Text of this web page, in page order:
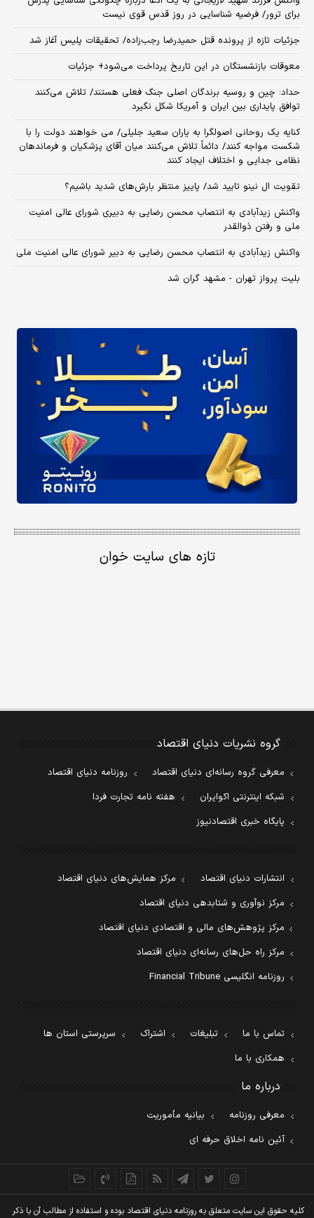
برای ترور/ فرضیه شناسایی در روز قدس قوی نیست
جزئیات تازه از پرونده قتل حمیدرضا رجب‌زاده/ تحقیقات پلیس آغاز شد
معوقات بازنشستگان در این تاریخ پرداخت می‌شود+ جزئیات
حداد: چین و روسیه برندگان اصلی جنگ فعلی هستند/ تلاش می‌کنند
توافق پایداری بین ایران و آمریکا شکل نگیرد
کنایه یک روحانی اصولگرا به یاران سعید جلیلی/ می خواهند دولت را با
شکست مواجه کنند/ دائماً تلاش می‌کنند میان آقای پزشکیان و فرماندهان
نظامی جدایی و اختلاف ایجاد کنند
تقویت ال نینو تایید شد/ پاییز منتظر بارش‌های شدید باشیم؟
واکنش زیدآبادی به انتصاب محسن رضایی به دبیری شورای عالی امنیت
ملی و رفتن ذوالقدر
واکنش زیدآبادی به انتصاب محسن رضایی به دبیر شورای عالی امنیت ملی
بلیت پرواز تهران - مشهد گران شد
تازه های سایت خوان
گروه نشریات دنیای اقتصاد
معرفی گروه رسانه‌ای دنیای اقتصاد
روزنامه دنیای اقتصاد
شبکه اینترنتی اکوایران
هفته نامه تجارت فردا
پایگاه خبری اقتصادنیوز
انتشارات دنیای اقتصاد
مرکز همایش‌های دنیای اقتصاد
مرکز نوآوری و شتابدهی دنیای اقتصاد
مرکز پژوهش‌های مالی و اقتصادی دنیای اقتصاد
مرکز راه حل‌های رسانه‌ای دنیای اقتصاد
روزنامه انگلیسی Financial Tribune
تماس با ما تبلیغات اشتراک
سرپرستی استان ها
همکاری با ما
درباره ما
معرفی روزنامه
بیانیه مأموریت
آئین نامه اخلاق حرفه ای
کليه حقوق اين سايت متعلق به روزنامه دنيای اقتصاد بوده و استفاده از مطالب آن با ذکر